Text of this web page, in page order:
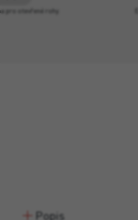
pro otevřené rohy.
Popis